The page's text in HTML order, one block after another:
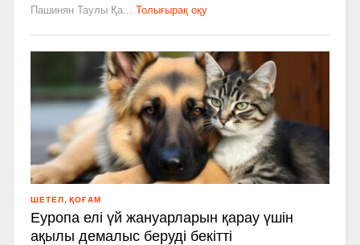
Пашинян Таулы Қа...
Толығырақ оқу
ШЕТЕЛ ҚОҒАМ
Еуропа елі үй жануарларын қарау үшін
ақылы демалыс беруді бекітті